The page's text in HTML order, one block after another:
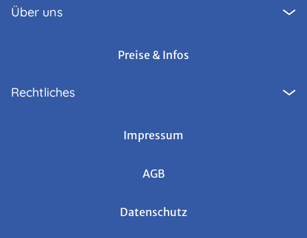
Über uns
Preise & Infos
Rechtliches
Impressum
AGB
Datenschutz